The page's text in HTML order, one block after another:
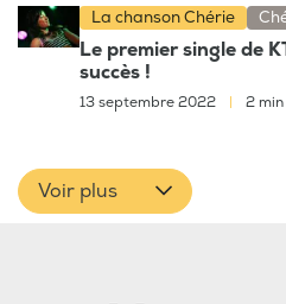
La chanson Chérie
Le premier single de
succès !
13 septembre 2022 2 min
Voir plus